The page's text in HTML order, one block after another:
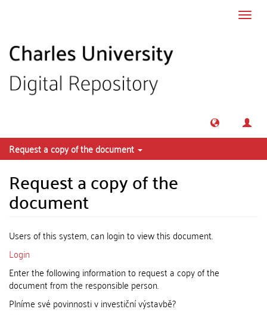
Request a copy of the document
Request a copy of the
document
Users of this system, can login to view this document.
Login
Enter the following information to request a copy of the
document from the responsible person.
Plníme své povinnosti v investiční výstavbě?